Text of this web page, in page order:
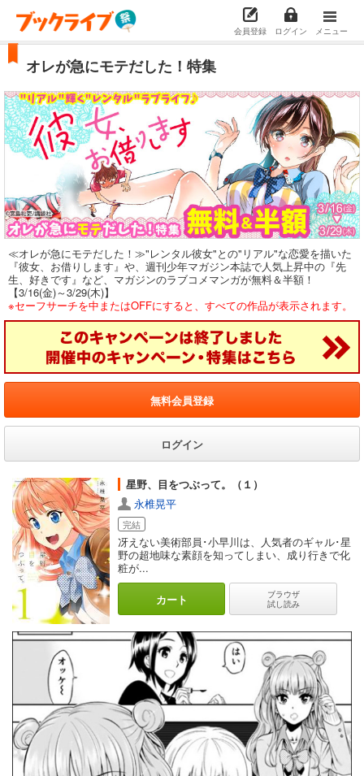
会員登録 ログイン メニュー
オレが急にモテだした！特集
≪オレが急にモテだした！≫"レンタル彼女"との"リアル"な恋愛を描いた
『彼女、お借りします』や、週刊少年マガジン本誌で人気上昇中の『先
生、好きです』など、マガジンのラブコメマンガが無料＆半額！
【3/16(金)～3/29(木)】
※セーフサーチを中またはOFFにすると、すべての作品が表示されます。
無料会員登録
ログイン
星野、目をつぶって。（１）
永椎晃平
完結
冴えない美術部員･小早川は、人気者のギャル･星
野の超地味な素顔を知ってしまい、成り行きで化
粧が...
カート
ブラウザ
試し読み